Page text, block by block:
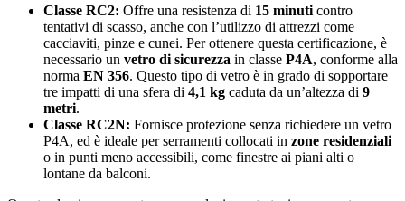
Classe RC2: Offre una resistenza di 15 minuti contro
tentativi di scasso, anche con l’utilizzo di attrezzi come
cacciaviti, pinze e cunei. Per ottenere questa certificazione, è
necessario un vetro di sicurezza in classe P4A, conforme alla
norma EN 356. Questo tipo di vetro è in grado di sopportare
tre impatti di una sfera di 4,1 kg caduta da un’altezza di 9
metri.
Classe RC2N: Fornisce protezione senza richiedere un vetro
P4A, ed è ideale per serramenti collocati in zone residenziali
o in punti meno accessibili, come finestre ai piani alti o
lontane da balconi.